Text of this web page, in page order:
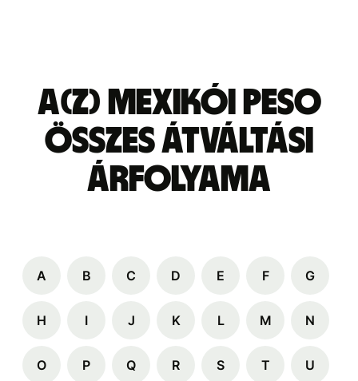
A(z) mexikói peso
összes átváltási
árfolyama
A B C D E F G
H I J K L M N
O P Q R S T U